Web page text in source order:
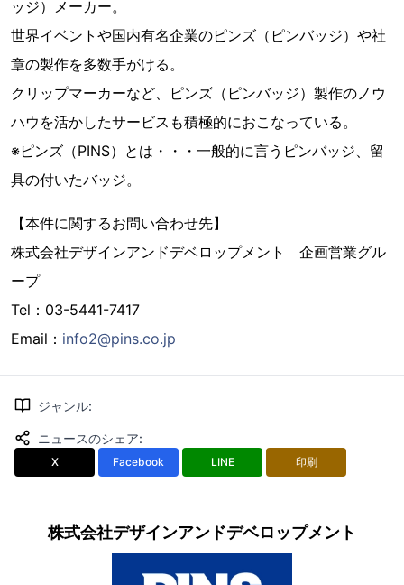
ッジ）メーカー。
世界イベントや国内有名企業のピンズ（ピンバッジ）や社
章の製作を多数手がける。
クリップマーカーなど、ピンズ（ピンバッジ）製作のノウ
ハウを活かしたサービスも積極的におこなっている。
※ピンズ（PINS）とは・・・一般的に言うピンバッジ、留
具の付いたバッジ。
【本件に関するお問い合わせ先】
株式会社デザインアンドデベロップメント 企画営業グル
ープ
Tel：03-5441-7417
Email： info2@pins.co.jp
ジャンル:
ニュースのシェア:
X Facebook LINE 印刷
株式会社デザインアンドデベロップメント